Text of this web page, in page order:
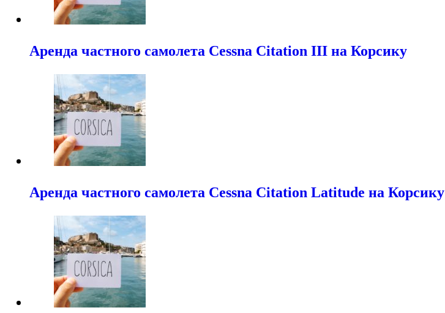
Аренда частного самолета Cessna Citation III на Корсику
Аренда частного самолета Cessna Citation Latitude на Корсику